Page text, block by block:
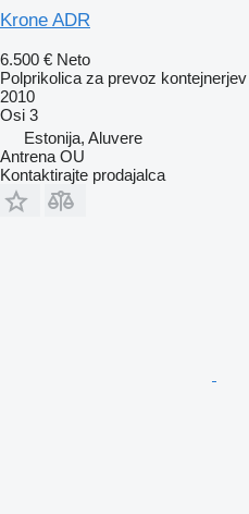
Krone ADR
6.500 € Neto
Polprikolica za prevoz kontejnerjev
2010
Osi 3
Estonija, Aluvere
Antrena OU
Kontaktirajte prodajalca